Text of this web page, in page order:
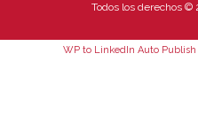
Todos los derechos ©
WP to LinkedIn Auto Publish